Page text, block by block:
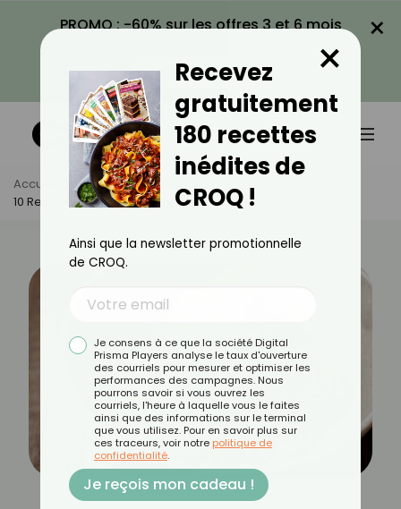
PROMO : -60% sur les offres 3 et 6 mois
VOIR LA PROMO
×
Accueil Actus
Recettes
10 Recettes Japonaises À Moins De 200 Calories
Recevez
gratuitement
180 recettes
inédites de
CROQ !
×
Ainsi que la newsletter promotionnelle
de CROQ.
Je consens à ce que la société Digital
Prisma Players analyse le taux d'ouverture
des courriels pour mesurer et optimiser les
performances des campagnes. Nous
pourrons savoir si vous ouvrez les
courriels, l'heure à laquelle vous le faites
ainsi que des informations sur le terminal
que vous utilisez. Pour en savoir plus sur
ces traceurs, voir notre politique de
confidentialité.
Je reçois mon cadeau !